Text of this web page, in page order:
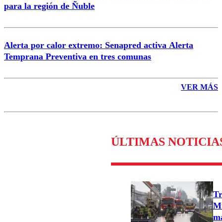
para la región de Ñuble
Alerta por calor extremo: Senapred activa Alerta
Temprana Preventiva en tres comunas
VER MÁS
ÚLTIMAS